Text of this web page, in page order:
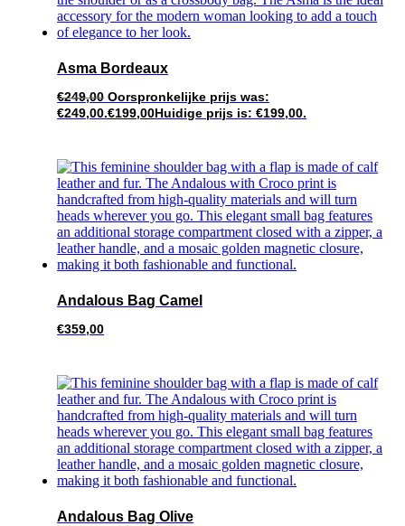
Asma Bordeaux
€249,00 Oorspronkelijke prijs was:
€249,00.€199,00Huidige prijs is: €199,00.
Andalous Bag Camel
€359,00
Andalous Bag Olive